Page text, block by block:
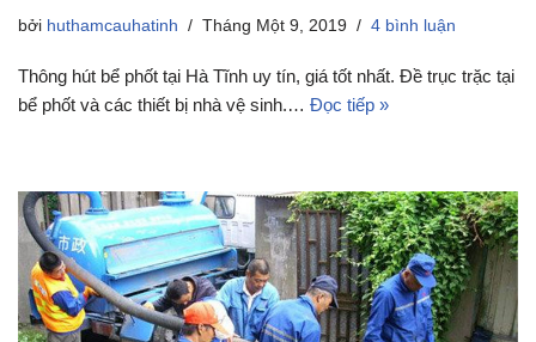
bởi huthamcauhatinh Tháng Một 9, 2019 4 bình luận
Thông hút bể phốt tại Hà Tĩnh uy tín, giá tốt nhất. Đề trục trặc tại
bể phốt và các thiết bị nhà vệ sinh.… Đọc tiếp »